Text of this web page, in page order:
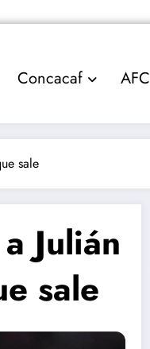
Concacaf AFC
sale
Julián
sale